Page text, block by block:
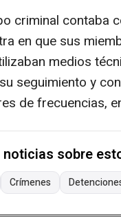
criminal contaba
en que sus
medios
seguimiento y
de frecuencias,
noticias sobre
Crímenes